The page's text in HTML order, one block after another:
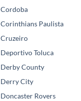
Cordoba
Corinthians Paulista
Cruzeiro
Deportivo Toluca
Derby County
Derry City
Doncaster Rovers